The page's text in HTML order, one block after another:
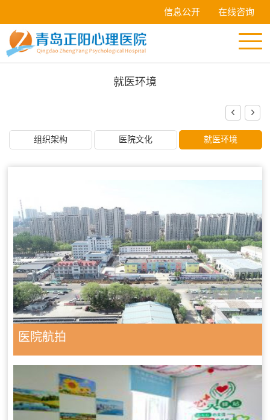
信息公开 在线咨询
就医环境
组织架构 医院文化 就医环境
医院航拍